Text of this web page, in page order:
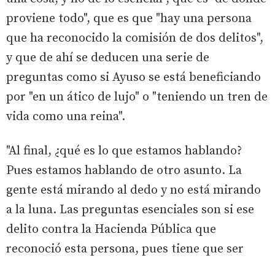
proviene todo", que es que "hay una persona
que ha reconocido la comisión de dos delitos",
y que de ahí se deducen una serie de
preguntas como si Ayuso se está beneficiando
por "en un ático de lujo" o "teniendo un tren de
vida como una reina".
"Al final, ¿qué es lo que estamos hablando?
Pues estamos hablando de otro asunto. La
gente está mirando al dedo y no está mirando
a la luna. Las preguntas esenciales son si ese
delito contra la Hacienda Pública que
reconoció esta persona, pues tiene que ser